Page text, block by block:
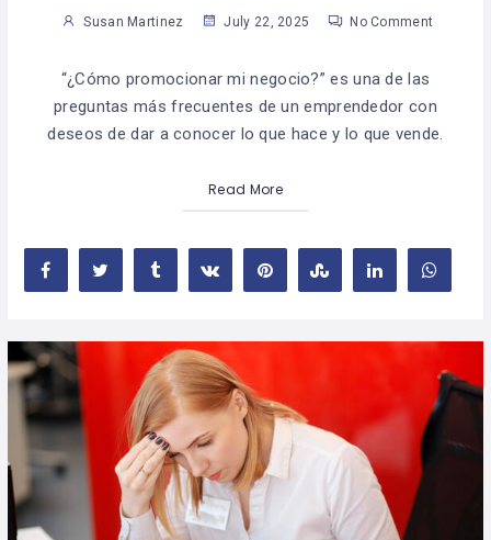
Susan Martinez July 22, 2025 No Comment
“¿Cómo promocionar mi negocio?” es una de las
preguntas más frecuentes de un emprendedor con
deseos de dar a conocer lo que hace y lo que vende.
Read More